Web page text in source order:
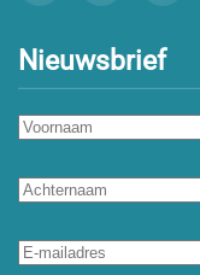
Nieuwsbrief